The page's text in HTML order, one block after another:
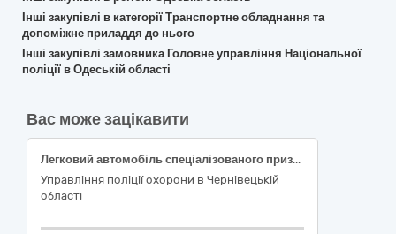
Інші закупівлі в категорії Транспортне обладнання та
допоміжне приладдя до нього
Інші закупівлі замовника Головне управління Національної
поліції в Одеській області
Вас може зацікавити
Легковий автомобіль спеціалізованого призначення (код ДК 021:2015 – 34110000-1 «Легкові автомобілі») Транспортні засоби спеціального призначення (Легковий автомобіль спеціалізованого призначення) (код ДК 021:2015 – 34110000-1 «Легкові автомобілі»)- 34114000-9 - Транспортні засоби спеціального призначення -34114200-1 - Поліцейські автомобілі)
Управління поліції охорони в Чернівецькій
області